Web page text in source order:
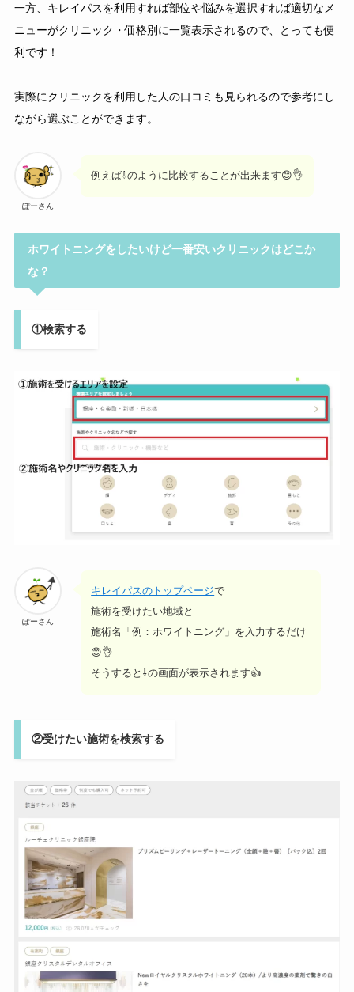
一方、キレイパスを利用すれば部位や悩みを選択すれば適切なメ
ニューがクリニック・価格別に一覧表示されるので、とっても便
利です！
実際にクリニックを利用した人の口コミも見られるので参考にし
ながら選ぶことができます。
ぽーさん
例えば⇩のように比較することが出来ます😊👌
ホワイトニングをしたいけど一番安いクリニックはどこか
な？
①検索する
ぽーさん
キレイパスのトップページで
施術を受けたい地域と
施術名「例：ホワイトニング」を入力するだけ
😊👌
そうすると⇩の画面が表示されます👍
②受けたい施術を検索する